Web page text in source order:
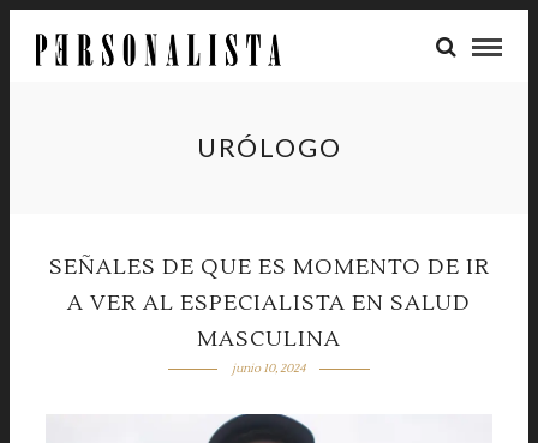
URÓLOGO
SEÑALES DE QUE ES MOMENTO DE IR
A VER AL ESPECIALISTA EN SALUD
MASCULINA
junio 10, 2024